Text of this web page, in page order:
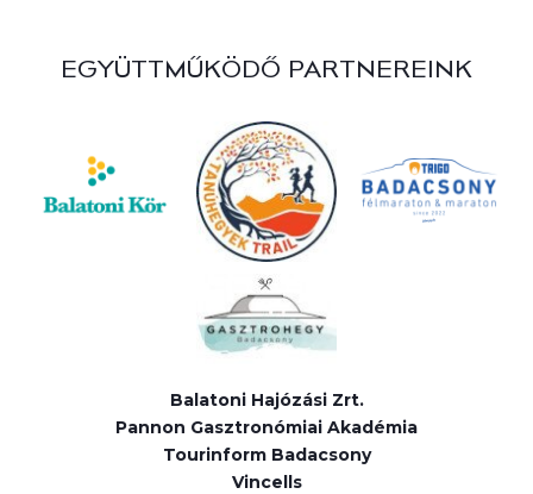
EGYÜTTMŰKÖDŐ PARTNEREINK
Balatoni Hajózási Zrt.
Pannon Gasztronómiai Akadémia
Tourinform Badacsony
Vincells